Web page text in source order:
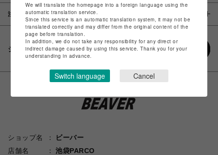
注意事項
シェアする
ショップ名
ビーバー
店舗名
池袋PARCO
We will translate the homepage into a foreign language using the
automatic translation service.
Since this service is an automatic translation system, it may not be
translated correctly and may differ from the original content of the
page before translation.
In addition, we do not take any responsibility for any direct or
indirect damage caused by using this service. Thank you for your
understanding in advance.
Switch language Cancel